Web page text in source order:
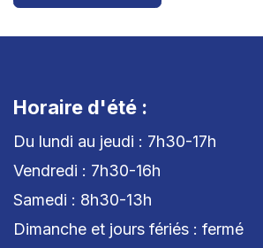
Horaire d'été :
Du lundi au jeudi : 7h30-17h
Vendredi : 7h30-16h
Samedi : 8h30-13h
Dimanche et jours fériés : fermé